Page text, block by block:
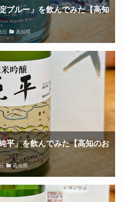
ブルー」を飲んでみた【高知
日 高知県
平」を飲んでみた【高知のお
高知県